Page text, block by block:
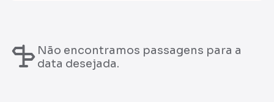
Não encontramos passagens para a
data desejada.